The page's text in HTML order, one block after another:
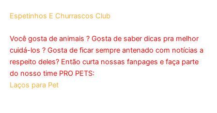
Espetinhos E Churrascos Club
Você gosta de animais ? Gosta de saber dicas pra melhor
cuidá-los ? Gosta de ficar sempre antenado com notícias a
respeito deles? Então curta nossas fanpages e faça parte
do nosso time PRO PETS:
Laços para Pet